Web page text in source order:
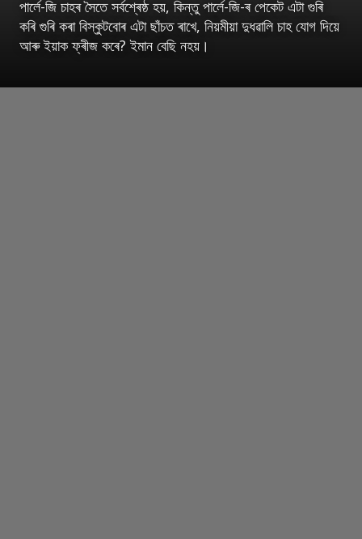
পাৰ্লে-জি চাহৰ সৈতে সৰ্বশ্ৰেষ্ঠ হয়, কিন্তু পাৰ্লে-জি-ৰ পেকেট এটা গুৰি
কৰি গুৰি কৰা বিস্কুটবোৰ এটা ছাঁচত ৰাখে, নিয়মীয়া দুধৱালি চাহ যোগ দিয়ে
আৰু ইয়াক ফ্ৰীজ কৰে? ইমান বেছি নহয়।